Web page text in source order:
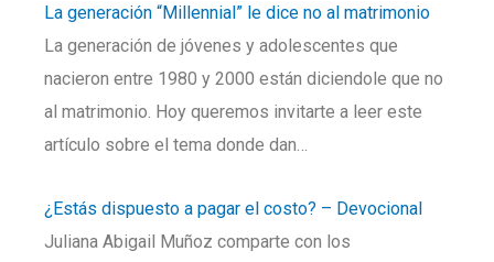
La generación “Millennial” le dice no al matrimonio
La generación de jóvenes y adolescentes que
nacieron entre 1980 y 2000 están diciendole que no
al matrimonio. Hoy queremos invitarte a leer este
artículo sobre el tema donde dan…
¿Estás dispuesto a pagar el costo? – Devocional
Juliana Abigail Muñoz comparte con los